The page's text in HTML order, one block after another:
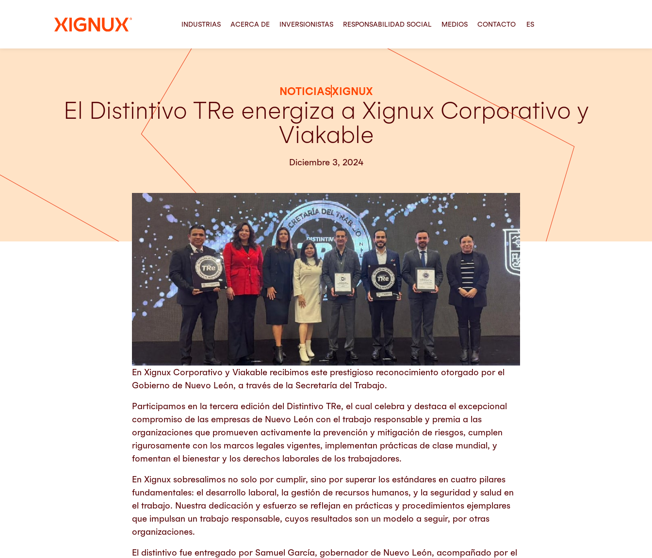
INDUSTRIAS ACERCA DE INVERSIONISTAS RESPONSABILIDAD SOCIAL MEDIOS CONTACTO ES
NOTICIASXIGNUX
El Distintivo TRe energiza a Xignux Corporativo y
Viakable
Diciembre 3, 2024
En Xignux Corporativo y Viakable recibimos este prestigioso reconocimiento otorgado por el
Gobierno de Nuevo León, a través de la Secretaría del Trabajo.
Participamos en la tercera edición del Distintivo TRe, el cual celebra y destaca el excepcional
compromiso de las empresas de Nuevo León con el trabajo responsable y premia a las
organizaciones que promueven activamente la prevención y mitigación de riesgos, cumplen
rigurosamente con los marcos legales vigentes, implementan prácticas de clase mundial, y
fomentan el bienestar y los derechos laborales de los trabajadores.
En Xignux sobresalimos no solo por cumplir, sino por superar los estándares en cuatro pilares
fundamentales: el desarrollo laboral, la gestión de recursos humanos, y la seguridad y salud en
el trabajo. Nuestra dedicación y esfuerzo se reflejan en prácticas y procedimientos ejemplares
que impulsan un trabajo responsable, cuyos resultados son un modelo a seguir, por otras
organizaciones.
El distintivo fue entregado por Samuel García, gobernador de Nuevo León, acompañado por el